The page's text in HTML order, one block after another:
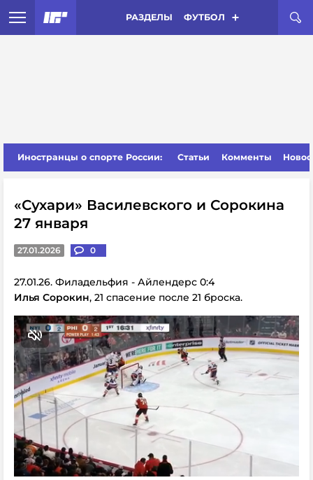
РАЗДЕЛЫ ФУТБОЛ
Иностранцы о спорте России: Статьи Комменты
«Сухари» Василевского и Сорокина
27 января
27.01.2026 0
27.01.26. Филадельфия - Айлендерс 0:4
Илья Сорокин, 21 спасение после 21 броска.